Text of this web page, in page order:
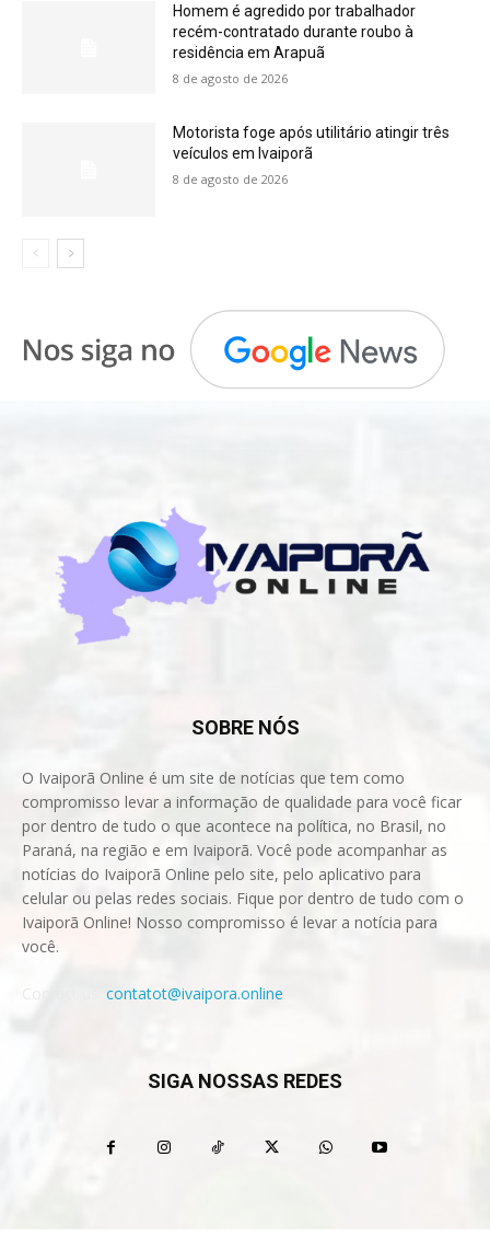
Homem é agredido por trabalhador
recém-contratado durante roubo à
residência em Arapuã
8 de agosto de 2026
Motorista foge após utilitário atingir três
veículos em Ivaiporã
8 de agosto de 2026
SOBRE NÓS
O Ivaiporã Online é um site de notícias que tem como
compromisso levar a informação de qualidade para você ficar
por dentro de tudo o que acontece na política, no Brasil, no
Paraná, na região e em Ivaiporã. Você pode acompanhar as
notícias do Ivaiporã Online pelo site, pelo aplicativo para
celular ou pelas redes sociais. Fique por dentro de tudo com o
Ivaiporã Online! Nosso compromisso é levar a notícia para
você.
contatot@ivaipora.online
SIGA NOSSAS REDES